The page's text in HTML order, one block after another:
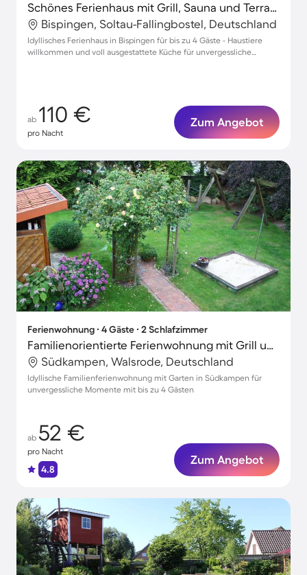
Schönes Ferienhaus mit Grill, Sauna und Terrasse | Haustiere erlaubt
Bispingen, Soltau-Fallingbostel, Deutschland
Idyllisches Ferienhaus in Bispingen für bis zu 4 Gäste - Haustiere
willkommen und voll ausgestattete Küche für unvergessliche
ab 110 €
pro Nacht
Zum Angebot
Ferienwohnung ∙ 4 Gäste ∙ 2 Schlafzimmer
Familienorientierte Ferienwohnung mit Grill und Garten
Südkampen, Walsrode, Deutschland
Idyllische Familienferienwohnung mit Garten in Südkampen für
unvergessliche Momente mit bis zu 4 Gästen
ab 52 €
pro Nacht
4.8
Zum Angebot